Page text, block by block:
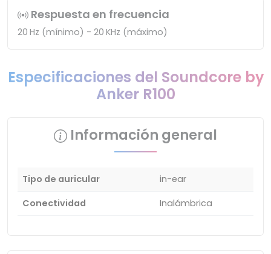
Respuesta en frecuencia
20 Hz (mínimo) - 20 KHz (máximo)
Especificaciones del Soundcore by
Anker R100
Información general
Tipo de auricular
in-ear
Conectividad
Inalámbrica